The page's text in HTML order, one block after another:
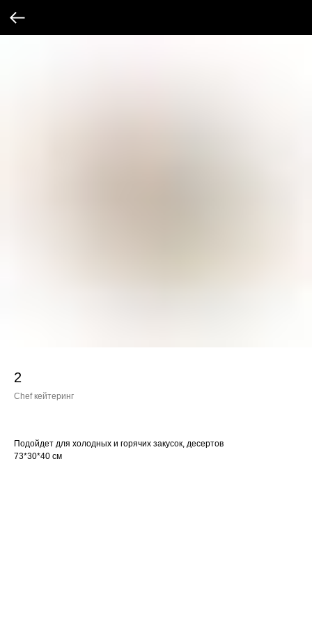
2
Chef кейтеринг
Подойдет для холодных и горячих закусок, десертов
73*30*40 см